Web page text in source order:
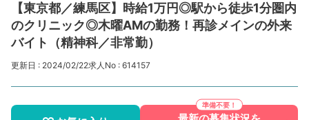
【東京都／練馬区】時給1万円◎駅から徒歩1分圏内
のクリニック◎木曜AMの勤務！再診メインの外来
バイト（精神科／非常勤）
更新日 : 2024/02/22求人No : 614157